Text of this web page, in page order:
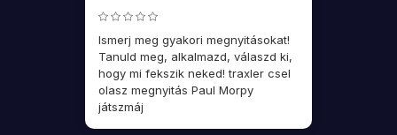
Ismerj meg gyakori megnyitásokat!
Tanuld meg, alkalmazd, válaszd ki,
hogy mi fekszik neked! traxler csel
olasz megnyitás Paul Morpy
játszmáj